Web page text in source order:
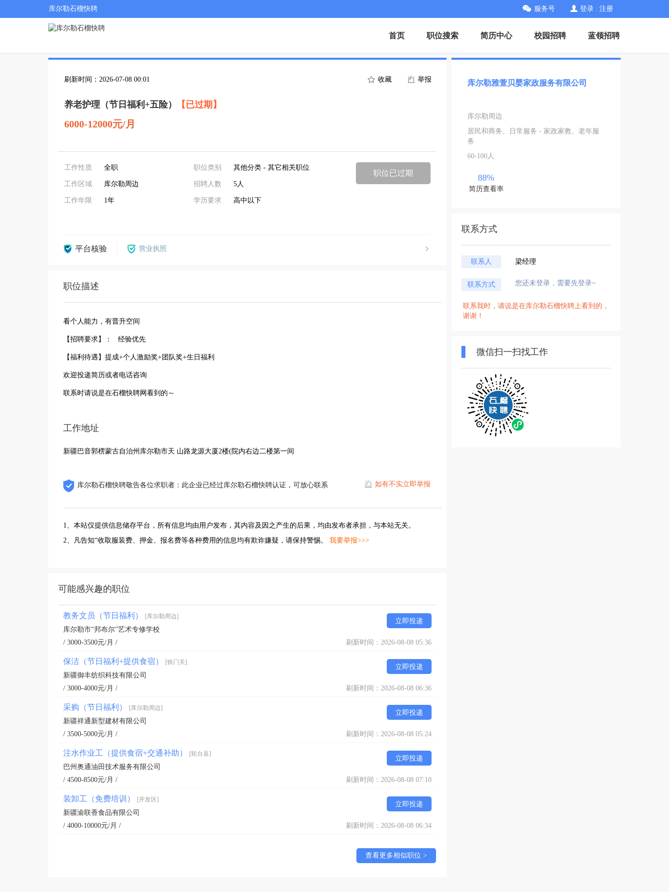
库尔勒石榴快聘 服务号 登录 注册
首页 职位搜索 简历中心 校园招聘 蓝领招聘
刷新时间：2026-07-08 00:01 收藏 举报
养老护理（节日福利+五险） 【已过期】
6000-12000元/月
工作性质 全职
工作区域 库尔勒周边
工作年限 1年
职位类别 其他分类 - 其它相关职位
招聘人数 5人
学历要求 高中以下
职位已过期
平台核验 营业执照
职位描述
看个人能力，有晋升空间
【招聘要求】： 经验优先
【福利待遇】提成+个人激励奖+团队奖+生日福利
欢迎投递简历或者电话咨询
联系时请说是在石榴快聘网看到的～
工作地址
新疆巴音郭楞蒙古自治州库尔勒市天 山路龙源大厦2楼(院内右边二楼第一间
库尔勒石榴快聘敬告各位求职者：此企业已经过库尔勒石榴快聘认证，可放心联系 如有不实立即举报
1、本站仅提供信息储存平台，所有信息均由用户发布，其内容及因之产生的后果，均由发布者承担，与本站无关。
2、凡告知“收取服装费、押金、报名费等各种费用的信息均有欺诈嫌疑，请保持警惕。 我要举报>>>
可能感兴趣的职位
教务文员（节日福利） [库尔勒周边]
立即投递
库尔勒市“邦布尔”艺术专修学校
/ 3000-3500元/月 /
刷新时间：2026-08-08 05:36
保洁（节日福利+提供食宿） [铁门关]
立即投递
新疆御丰纺织科技有限公司
/ 3000-4000元/月 /
刷新时间：2026-08-08 06:36
采购（节日福利） [库尔勒周边]
立即投递
新疆祥通新型建材有限公司
/ 3500-5000元/月 /
刷新时间：2026-08-08 05:24
注水作业工（提供食宿+交通补助） [轮台县]
立即投递
巴州奥通油田技术服务有限公司
/ 4500-8500元/月 /
刷新时间：2026-08-08 07:10
装卸工（免费培训） [开发区]
立即投递
新疆渝联香食品有限公司
/ 4000-10000元/月 /
刷新时间：2026-08-08 06:34
查看更多相似职位 >
库尔勒雅萱贝婴家政服务有限公司
库尔勒周边
居民和商务、日常服务 - 家政家教、老年服
务
60-100人
88%
简历查看率
联系方式
联系人 梁经理
联系方式 您还未登录，需要先登录~
联系我时，请说是在库尔勒石榴快聘上看到的，
谢谢！
微信扫一扫找工作